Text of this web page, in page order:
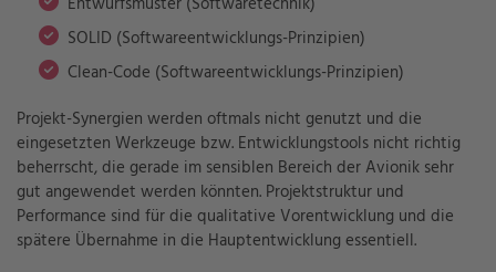
SOLID (Softwareentwicklungs-Prinzipien)
Clean-Code (Softwareentwicklungs-Prinzipien)
Projekt-Synergien werden oftmals nicht genutzt und die
eingesetzten Werkzeuge bzw. Entwicklungstools nicht richtig
beherrscht, die gerade im sensiblen Bereich der Avionik sehr
gut angewendet werden könnten. Projektstruktur und
Performance sind für die qualitative Vorentwicklung und die
spätere Übernahme in die Hauptentwicklung essentiell.